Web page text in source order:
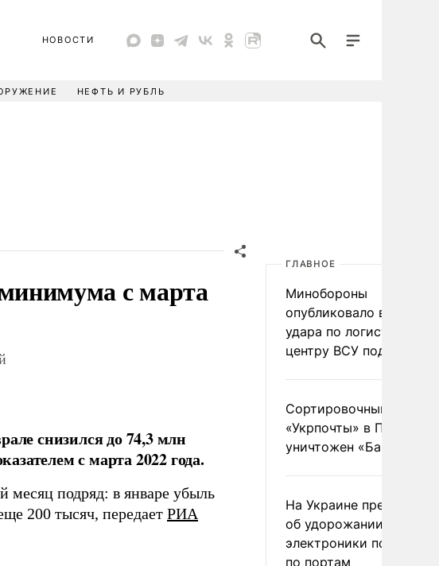
НОВОСТИ
НЕФТЬ И РУБЛЬ
с марта
снизился до 74,3 млн
с марта 2022 года.
месяц подряд: в январе убыль
200 тысяч, передает РИА
ГЛАВНОЕ
Минобороны
опубликовало видео
удара по
центру ВСУ под Киевом
Сортировочный пункт
«Укрпочты» в
уничтожен
На Украине
об удорожании
электроники после
по портам